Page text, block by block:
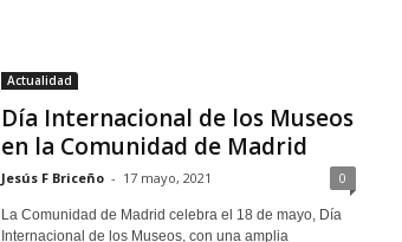
Actualidad
Día Internacional de los Museos
en la Comunidad de Madrid
Jesús F Briceño - 17 mayo, 2021 0
La Comunidad de Madrid celebra el 18 de mayo, Día
Internacional de los Museos, con una amplia